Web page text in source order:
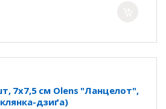
7х7,5 см Olens "Ланцелот",
дзиґа)